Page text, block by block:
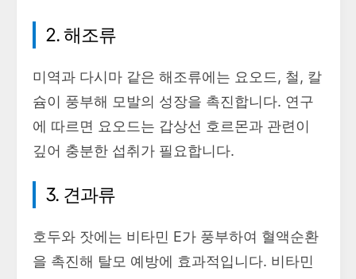
2. 해조류
미역과 다시마 같은 해조류에는 요오드, 철, 칼
슘이 풍부해 모발의 성장을 촉진합니다. 연구
에 따르면 요오드는 갑상선 호르몬과 관련이
깊어 충분한 섭취가 필요합니다.
3. 견과류
호두와 잣에는 비타민 E가 풍부하여 혈액순환
을 촉진해 탈모 예방에 효과적입니다. 비타민